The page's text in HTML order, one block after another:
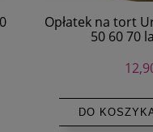
Opłatek na tort
50 60 70
DO